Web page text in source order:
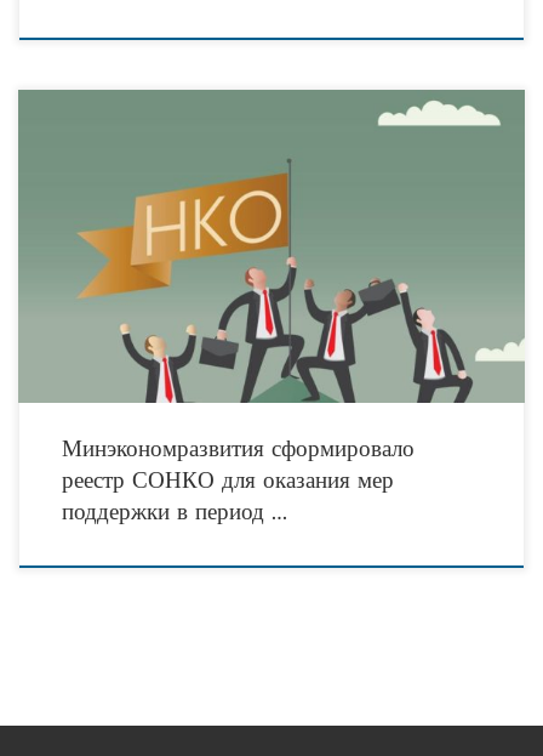
Минэкономразвития России сформирован реестр социально ориентированных
некоммерческих организаций, которым будут предоставлены дополнительные
меры поддержки. Реестр составлен по поручению Президента РФ по итогам
встречи с участниками
Минэкономразвития сформировало
реестр СОНКО для оказания мер
поддержки в период …